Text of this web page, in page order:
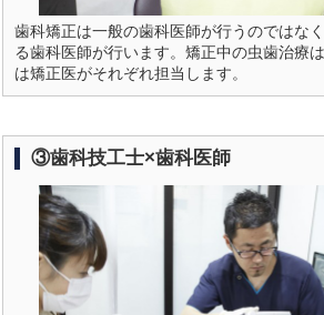
歯科矯正は一般の歯科医師が行うのではな
る歯科医師が行います。矯正中の虫歯治療
は矯正医がそれぞれ担当します。
③歯科技工士×歯科医師